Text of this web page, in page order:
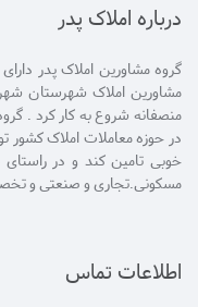
درباره املاک پدر
گروه مشاورین املاک پدر
منصفانه شروع به کار کرد .
در حوزه معاملات املاک کشور
خوبی تامین کند و در
مسکونی.تجاری و صنعتی و
اطلاعات تماس